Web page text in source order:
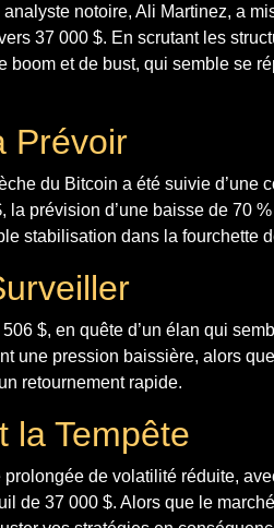
notoire, Ali Martinez, a
37 000 $. En scrutant les
boom et de bust, qui semble se
Prévoir
du Bitcoin a été suivie d’une
prévision d’une baisse de 70
stabilisation dans la fourchette
$, en quête d’un élan qui
une pression baissière, alors
retournement rapide.
la Tempête
de volatilité réduite,
de 37 000 $. Alors que le